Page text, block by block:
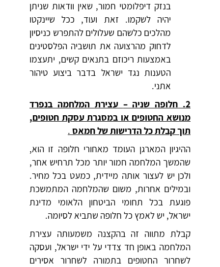
בנזק דיפלומטי חמור, שאין וודאות שניתן
יהיה לשקמו. זאת ועוד, ככל שיינקטו
מהלכים כלשהם שעלולים להתפרש כניסיון
לדחוק מהרצועה את תושביה הפלסטינים
באמצעות ריכוזם בתנאים קשים, יתעצמו
הטענות נגד ישראל בדבר ביצוע טיהור
אתני.
2. חלופה שניה –
עצירת המלחמה בנפרד
מנושא החטופים או במסגרת עסקת חטופים,
תוך קבלת כל הדרישות של חמאס .
ההיגיון המארגן העומד מאחורי חלופה זו הוא,
שהמשך המלחמה חמור יותר מכל תרחיש אחר,
ולכן יש לעצור אותה מיידית, כמעט בכל מחיר.
ובמילים אחרות, משום שהמלחמה המתמשכת
פוגעת בכל תחומי הביטחון הלאומי מדינת
ישראל, יש לאמץ כל חלופה שתביא לסיומה.
קבלת מתווה זה בהקצנה משמעותה עצירת
המלחמה באופן חד צדדי על ידי ישראל, ועסקה
לשחרור החטופים בתמורה לשחרור אסירים